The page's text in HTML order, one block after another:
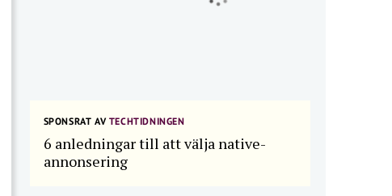
SPONSRAT AVTECHTIDNINGEN
6 anledningar till att välja native-
annonsering